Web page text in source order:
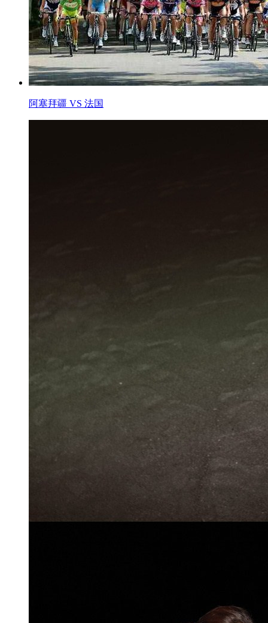
阿塞拜疆 VS 法国